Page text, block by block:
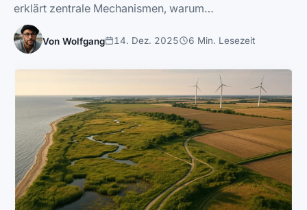
erklärt zentrale Mechanismen, warum…
Von Wolfgang 14. Dez. 2025 6 Min. Lesezeit